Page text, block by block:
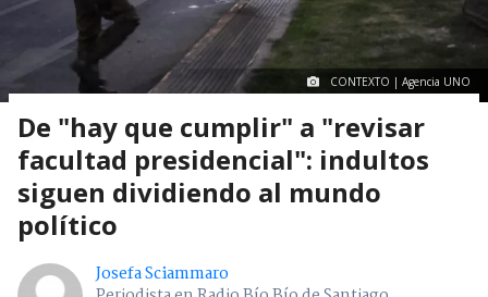
CONTEXTO | Agencia UNO
De "hay que cumplir" a "revisar
facultad presidencial": indultos
siguen dividiendo al mundo
político
Josefa Sciammaro